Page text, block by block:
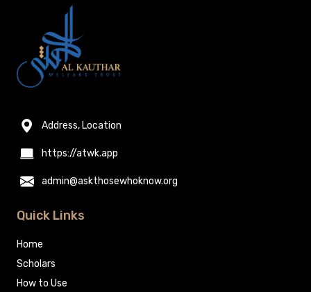
Address, Location
https://atwk.app
admin@askthosewhoknow.org
Quick Links
Home
Scholars
How to Use